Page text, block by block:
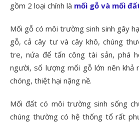
gồm 2 loại chính là mối gỗ và mối
Mối gỗ có môi trường sinh sinh gây
gỗ, cả cây tư và cây khô, chúng
tre, nứa để tấn công tài sản, phá
người, số lượng mối gỗ lớn nên khả
chóng, thiệt hại nặng nề.
Mối đất có môi trường sinh sống
chúng thường có hệ thống tổ rất